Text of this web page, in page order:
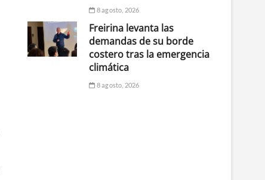
8 agosto, 2026
Freirina levanta las
demandas de su borde
costero tras la emergencia
climática
8 agosto, 2026